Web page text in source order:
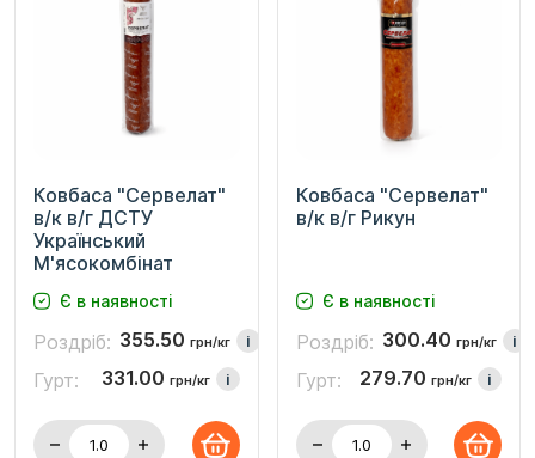
Ковбаса "Сервелат"
в/к в/г ДСТУ
Український
М'ясокомбінат
Є в наявності
Роздріб: 355.50 грн/кг i
Гурт: 331.00 грн/кг i
Ковбаса "Сервелат"
в/к в/г Рикун
Є в наявності
Роздріб: 300.40 грн/кг i
Гурт: 279.70 грн/кг i